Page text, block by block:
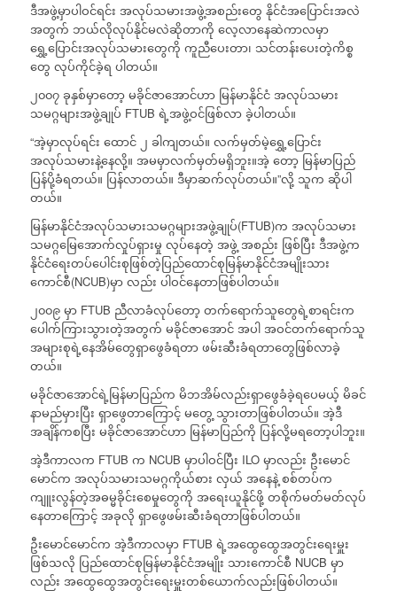
ဒီအဖွဲ့မှာပါဝင်ရင်း အလုပ်သမားအဖွဲ့အစည်းတွေ နိုင်ငံအပြောင်းအလဲ
အတွက် ဘယ်လိုလုပ်နိုင်မလဲဆိုတာကို လေ့လာနေဆဲကာလမှာ
ရွှေ့ပြောင်းအလုပ်သမားတွေကို ကူညီပေးတာ၊ သင်တန်းပေးတဲ့ကိစ္စ
တွေ လုပ်ကိုင်ခဲ့ရ ပါတယ်။
၂၀၀၇ ခုနှစ်မှာတော့ မခိုင်ဇာအောင်ဟာ မြန်မာနိုင်ငံ အလုပ်သမား
သမဂ္ဂများအဖွဲ့ချုပ် FTUB ရဲ့အဖွဲ့ဝင်ဖြစ်လာ ခဲ့ပါတယ်။
“အဲ့မှာလုပ်ရင်း ထောင် ၂ ခါကျတယ်။ လက်မှတ်မဲ့ရွှေ့ပြောင်း
အလုပ်သမားနဲ့နေလို့။ အမမှာလက်မှတ်မရှိဘူး။အဲ့ တော့ မြန်မာပြည်
ပြန်ပို့ခံရတယ်။ ပြန်လာတယ်။ ဒီမှာဆက်လုပ်တယ်။”လို့ သူက ဆိုပါ
တယ်။
မြန်မာနိုင်ငံအလုပ်သမားသမဂ္ဂများအဖွဲ့ချုပ်(FTUB)က အလုပ်သမား
သမဂ္ဂမြေအောက်လှုပ်ရှားမှု လုပ်နေတဲ့ အဖွဲ့ အစည်း ဖြစ်ပြီး ဒီအဖွဲ့က
နိုင်ငံရေးတပ်ပေါင်းစုဖြစ်တဲ့ပြည်ထောင်စုမြန်မာနိုင်ငံအမျိုးသား
ကောင်စီ(NCUB)မှာ လည်း ပါဝင်နေတာဖြစ်ပါတယ်။
၂၀၀၉ မှာ FTUB ညီလာခံလုပ်တော့ တက်ရောက်သူတွေရဲ့စာရင်းက
ပေါက်ကြားသွားတဲ့အတွက် မခိုင်ဇာအောင် အပါ အဝင်တက်ရောက်သူ
အများစုရဲ့နေအိမ်တွေရှာဖွေခံရတာ ဖမ်းဆီးခံရတာတွေဖြစ်လာခဲ့
တယ်။
မခိုင်ဇာအောင်ရဲ့မြန်မာပြည်က မိဘအိမ်လည်းရှာဖွေခံခဲ့ရပေမယ့် မိခင်
နာမည်မှားပြီး ရှာဖွေတာကြောင့် မတွေ့ သွားတာဖြစ်ပါတယ်။ အဲ့ဒီ
အချိန်ကစပြီး မခိုင်ဇာအောင်ဟာ မြန်မာပြည်ကို ပြန်လို့မရတော့ပါဘူး။
အဲ့ဒီကာလက FTUB က NCUB မှာပါဝင်ပြီး ILO မှာလည်း ဦးမောင်
မောင်က အလုပ်သမားသမဂ္ဂကိုယ်စား လှယ် အနေနဲ့ စစ်တပ်က
ကျူးလွန်တဲ့အဓမ္မခိုင်းစေမှုတွေကို အရေးယူနိုင်ဖို့ တစိုက်မတ်မတ်လုပ်
နေတာကြောင့် အခုလို ရှာဖွေဖမ်းဆီးခံရတာဖြစ်ပါတယ်။
ဦးမောင်မောင်က အဲ့ဒီကာလမှာ FTUB ရဲ့အထွေထွေအတွင်းရေးမှူး
ဖြစ်သလို ပြည်ထောင်စုမြန်မာနိုင်ငံအမျိုး သားကောင်စီ NUCB မှာ
လည်း အထွေထွေအတွင်းရေးမှူးတစ်ယောက်လည်းဖြစ်ပါတယ်။